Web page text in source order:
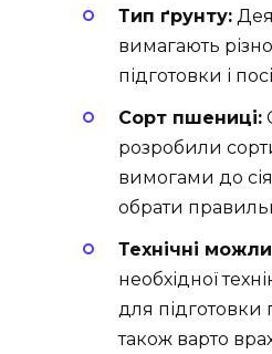
Тип ґрунту:
вимагають
підготовки і
Сорт пшениці:
розробили
вимогами до
обрати
Технічні
необхідної
для підготовки
також варто